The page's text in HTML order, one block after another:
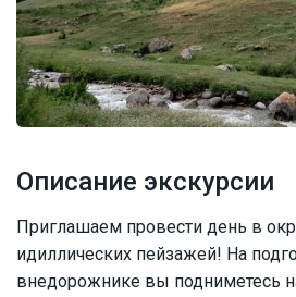
Описание экскурсии
Приглашаем провести день в
идиллических пейзажей! На
внедорожнике вы подниметесь